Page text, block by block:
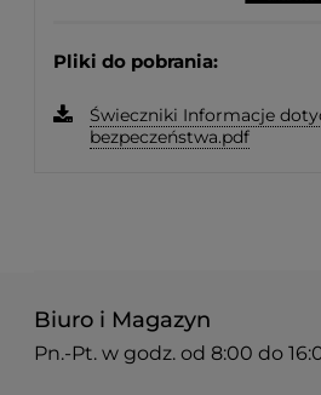
Pliki do pobrania:
Świeczniki Informacje
bezpeczeństwa.pdf
Biuro i Magazyn
Pn.-Pt. w godz. od 8:00 do